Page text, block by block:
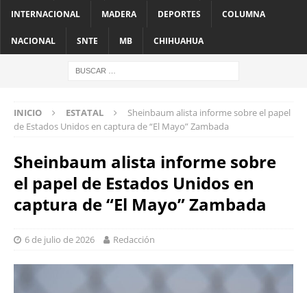
INTERNACIONAL MADERA DEPORTES COLUMNA
NACIONAL SNTE MB CHIHUAHUA
INICIO ESTATAL
Sheinbaum alista informe sobre el papel
de Estados Unidos en captura de “El Mayo” Zambada
Sheinbaum alista informe sobre
el papel de Estados Unidos en
captura de “El Mayo” Zambada
6 de julio de 2026 Redacción